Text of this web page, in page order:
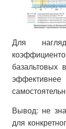
Для
базальтовых
Вывод: не
для